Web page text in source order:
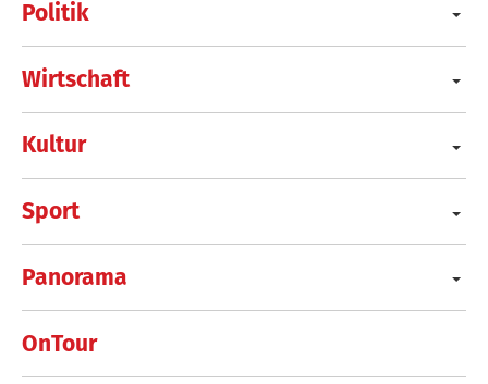
Politik
Wirtschaft
Kultur
Sport
Panorama
OnTour